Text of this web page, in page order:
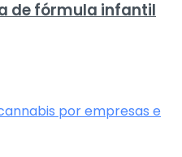
de fórmula infantil